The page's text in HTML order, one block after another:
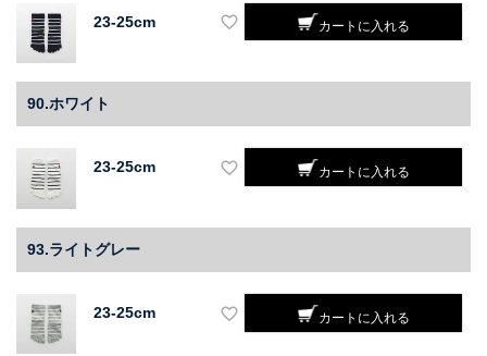
23-25cm カートに入れる
90.ホワイト
23-25cm カートに入れる
93.ライトグレー
23-25cm カートに入れる